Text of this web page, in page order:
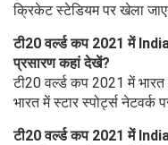
क्रिकेट स्‍टेडियम पर खेला
टी20 वर्ल्‍ड कप 2021 में
प्रसारण कहां देखें?
टी20 वर्ल्‍ड कप 2021 में
भारत में स्‍टार स्‍पोर्ट्स नेटवर्क
टी20 वर्ल्‍ड कप 2021 में